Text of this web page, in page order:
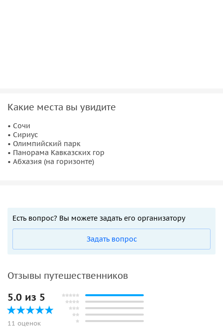
Какие места вы увидите
• Сочи
• Сириус
• Олимпийский парк
• Панорама Кавказских гор
• Абхазия (на горизонте)
Есть вопрос? Вы можете задать его организатору
Задать вопрос
Отзывы путешественников
5.0 из 5
11 оценок